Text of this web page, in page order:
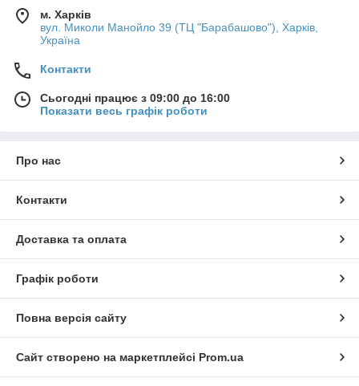
м. Харків
вул. Миколи Манойло 39 (ТЦ "Барабашово"), Харків,
Україна
Контакти
Сьогодні працює з 09:00 до 16:00
Показати весь графік роботи
Про нас
Контакти
Доставка та оплата
Графік роботи
Повна версія сайту
Сайт створено на маркетплейсі Prom.ua